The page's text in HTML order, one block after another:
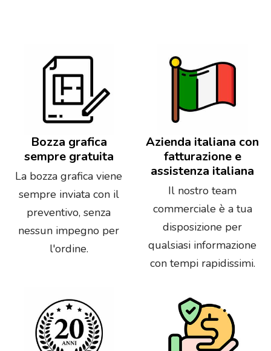
Bozza grafica
sempre gratuita
La bozza grafica viene
sempre inviata con il
preventivo, senza
nessun impegno per
l'ordine.
Azienda italiana con
fatturazione e
assistenza italiana
Il nostro team
commerciale è a tua
disposizione per
qualsiasi informazione
con tempi rapidissimi.